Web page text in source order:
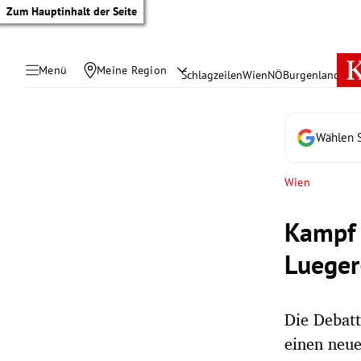
Zum Hauptinhalt der Seite
Menü Meine Region SchlagzeilenWienNÖBurgenland
Wählen
Wien
Die
einen